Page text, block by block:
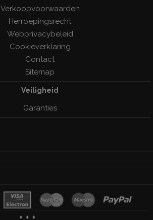
Verkoopvoorwaarden
Herroepingsrecht
Webprivacybeleid
Cookieverklaring
Contact
Sitemap
Veiligheid
Garanties